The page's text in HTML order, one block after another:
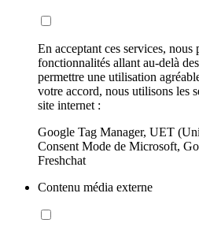
En acceptant ces services,
fonctionnalités allant au-delà
permettre une utilisation
votre accord, nous utilisons les
site internet :
Google Tag Manager, UET
Consent Mode de Microsoft,
Freshchat
Contenu média externe